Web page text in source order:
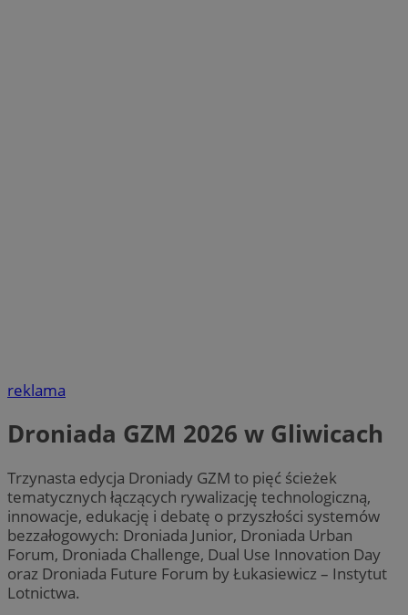
reklama
Droniada GZM 2026 w Gliwicach
Trzynasta edycja Droniady GZM to pięć ścieżek
tematycznych łączących rywalizację technologiczną,
innowacje, edukację i debatę o przyszłości systemów
bezzałogowych: Droniada Junior, Droniada Urban
Forum, Droniada Challenge, Dual Use Innovation Day
oraz Droniada Future Forum by Łukasiewicz – Instytut
Lotnictwa.